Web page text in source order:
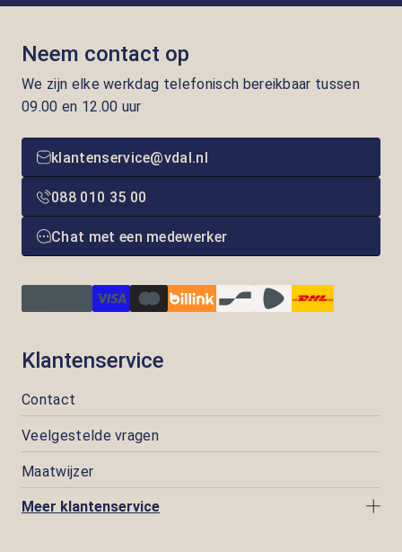
Neem contact op
We zijn elke werkdag telefonisch bereikbaar tussen
09.00 en 12.00 uur
klantenservice@vdal.nl
088 010 35 00
Chat met een medewerker
Klantenservice
Contact
Veelgestelde vragen
Maatwijzer
Meer klantenservice